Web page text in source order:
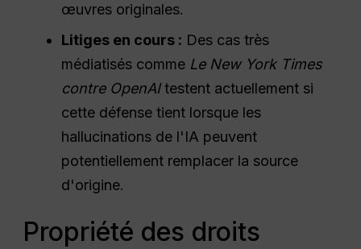
œuvres originales.
Litiges en cours : Des cas très
médiatisés comme Le New York Times
contre OpenAItestent actuellement si
cette défense tient lorsque les
hallucinations de l'IA peuvent
potentiellement remplacer la source
d'origine.
Propriété des droits